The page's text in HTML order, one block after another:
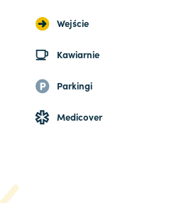
Wejście
Kawiarnie
Parkingi
Medicover